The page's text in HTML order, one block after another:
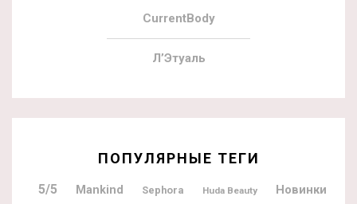
CurrentBody
Л’Этуаль
ПОПУЛЯРНЫЕ ТЕГИ
5/5 Mankind Sephora Huda Beauty
Новинки